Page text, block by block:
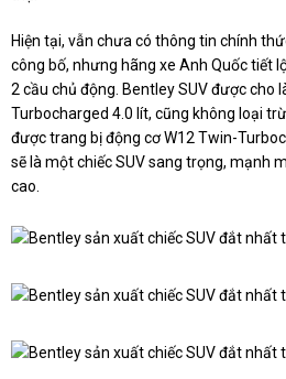
Hiện tại, vẫn chưa có thông tin chính
công bố, nhưng hãng xe Anh Quốc tiết
2 cầu chủ động. Bentley SUVđược cho
Turbocharged 4.0 lít, cũng không loại
được trang bị động cơ W12 Twin-
sẽ là một chiếc SUV sang trọng, mạnh
cao.